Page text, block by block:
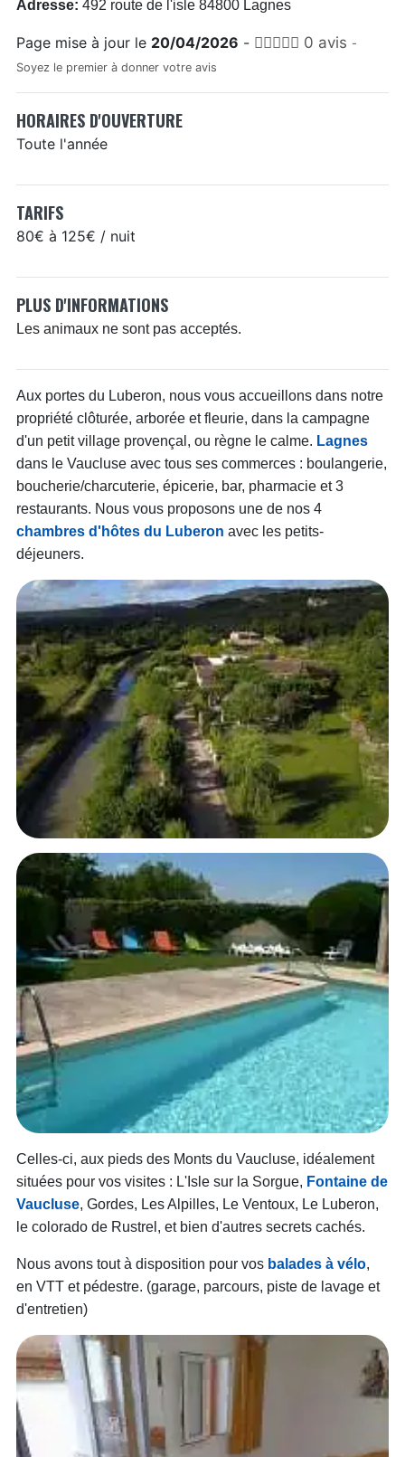
Adresse: 492 route de l'isle 84800 Lagnes
Page mise à jour le 20/04/2026 - 0 avis -
Soyez le premier à donner votre avis
HORAIRES D'OUVERTURE
Toute l'année
TARIFS
80€ à 125€ / nuit
PLUS D'INFORMATIONS
Les animaux ne sont pas acceptés.
Aux portes du Luberon, nous vous accueillons dans notre
propriété clôturée, arborée et fleurie, dans la campagne
d'un petit village provençal, ou règne le calme. Lagnes
dans le Vaucluse avec tous ses commerces : boulangerie,
boucherie/charcuterie, épicerie, bar, pharmacie et 3
restaurants. Nous vous proposons une de nos 4
chambres d'hôtes du Luberon avec les petits-
déjeuners.
Celles-ci, aux pieds des Monts du Vaucluse, idéalement
situées pour vos visites : L'Isle sur la Sorgue, Fontaine de
Vaucluse, Gordes, Les Alpilles, Le Ventoux, Le Luberon,
le colorado de Rustrel, et bien d'autres secrets cachés.
Nous avons tout à disposition pour vos balades à vélo,
en VTT et pédestre. (garage, parcours, piste de lavage et
d'entretien)